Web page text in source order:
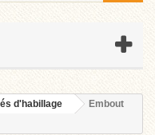
d'habillage
Embout